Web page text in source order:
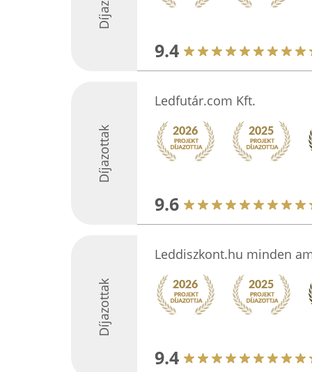
9.4
Díjazottak
Ledfutár.com Kft.
9.6
Díjazottak
Leddiszkont.hu minden
9.4